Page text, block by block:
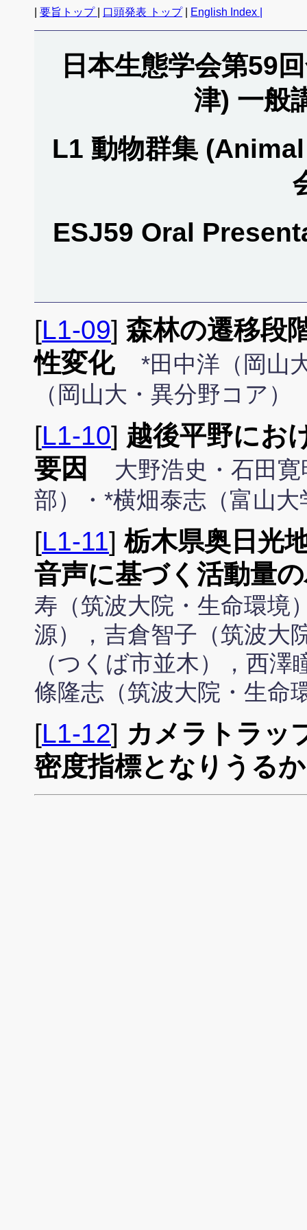
要旨トップ 口頭発表 トップ| English Index |
日本生態学会第59
津) 一般
L1 動物群集
ESJ59 Oral
[L1-09] 森林の遷移段
性変化
*田中洋（岡山
（岡山大・異分野コア）
[L1-10] 越後平野にお
要因
大野浩史・石田
部）・*横畑泰志（富山
[L1-11] 栃木県奥日光
音声に基づく活動量
寿（筑波大院・生命環境
源），吉倉智子（筑波大
（つくば市並木），西
條隆志（筑波大院・生命
[L1-12] カメラトラッ
密度指標となりうる